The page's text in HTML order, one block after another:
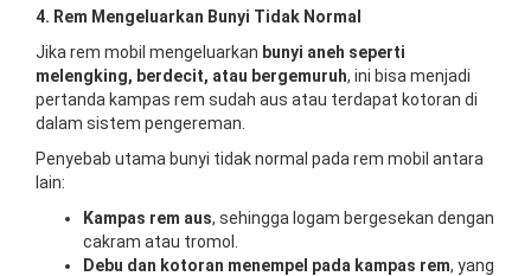
4. Rem Mengeluarkan Bunyi Tidak Normal
Jika rem mobil mengeluarkan bunyi aneh seperti
melengking, berdecit, atau bergemuruh, ini bisa menjadi
pertanda kampas rem sudah aus atau terdapat kotoran di
dalam sistem pengereman.
Penyebab utama bunyi tidak normal pada rem mobil antara
lain:
Kampas rem aus, sehingga logam bergesekan dengan
cakram atau tromol.
Debu dan kotoran menempel pada kampas rem, yang